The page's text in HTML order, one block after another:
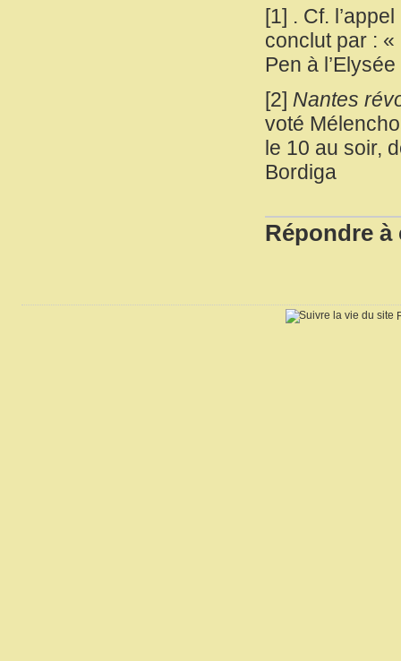
[1] . Cf.
conclut par :
Pen à l’Elysée
[2] Nantes
voté
le 10 au soir,
Bordiga
Répondre à